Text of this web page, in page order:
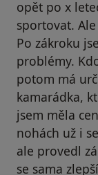
opět po x
sportovat.
Po zákroku
problémy.
potom má
kamarádka,
jsem měla
nohách už i
ale provedl
se sama